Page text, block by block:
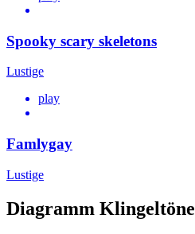
Spooky scary skeletons
Lustige
play
Famlygay
Lustige
Diagramm Klingeltöne